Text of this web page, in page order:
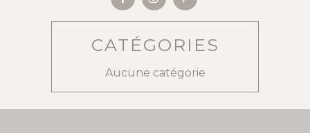
CATÉGORIES
Aucune catégorie